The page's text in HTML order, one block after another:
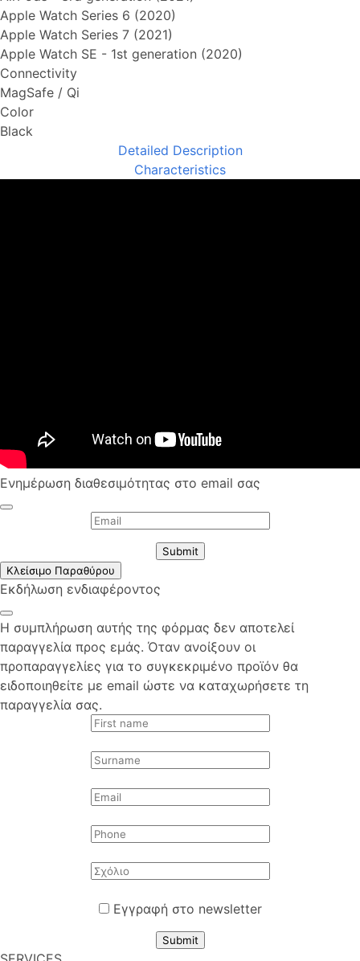
Apple Watch Series 6 (2020)
Apple Watch Series 7 (2021)
Apple Watch SE - 1st generation (2020)
Connectivity
MagSafe / Qi
Color
Black
Detailed Description
Characteristics
Ενημέρωση διαθεσιμότητας στο email σας
Submit
Κλείσιμο Παραθύρου
Εκδήλωση ενδιαφέροντος
Η συμπλήρωση αυτής της φόρμας δεν αποτελεί
παραγγελία προς εμάς. Όταν ανοίξουν οι
προπαραγγελίες για το συγκεκριμένο προϊόν θα
ειδοποιηθείτε με email ώστε να καταχωρήσετε τη
παραγγελία σας.
Εγγραφή στο newsletter
Submit